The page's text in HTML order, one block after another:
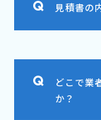
見積書の
どこで業
か？